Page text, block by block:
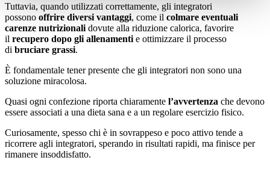
Tuttavia, quando utilizzati correttamente, gli integratori
possono offrire diversi vantaggi, come il colmare eventuali
carenze nutrizionali dovute alla riduzione calorica, favorire
il recupero dopo gli allenamenti e ottimizzare il processo
di bruciare grassi.
È fondamentale tener presente che gli integratori non sono una
soluzione miracolosa.
Quasi ogni confezione riporta chiaramente l’avvertenza che devono
essere associati a una dieta sana e a un regolare esercizio fisico.
Curiosamente, spesso chi è in sovrappeso e poco attivo tende a
ricorrere agli integratori, sperando in risultati rapidi, ma finisce per
rimanere insoddisfatto.